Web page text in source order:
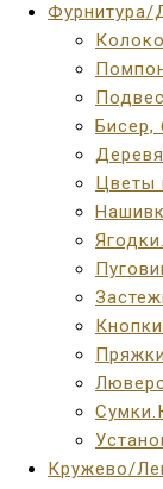
Фурнитура/
Бисер,
Цветы
Кружево/